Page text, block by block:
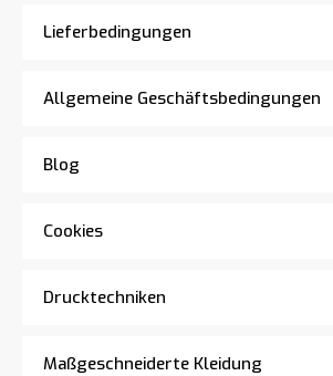
Lieferbedingungen
Allgemeine Geschäftsbedingungen
Blog
Cookies
Drucktechniken
Maßgeschneiderte Kleidung